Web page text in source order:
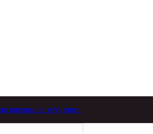
впервые и хочу еще»